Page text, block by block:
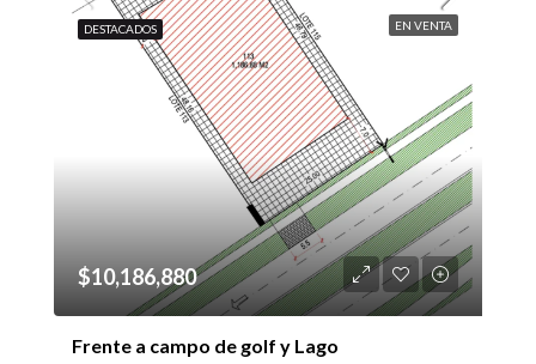
DESTACADOS EN VENTA
$10,186,880
Frente a campo de golf y Lago